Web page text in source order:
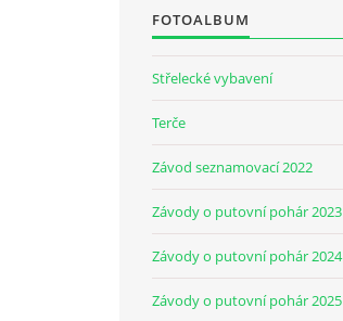
FOTOALBUM
Střelecké vybavení
Terče
Závod seznamovací 2022
Závody o putovní pohár 2023
Závody o putovní pohár 2024
Závody o putovní pohár 2025